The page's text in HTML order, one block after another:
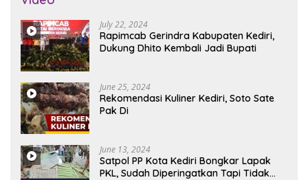
July 22, 2024
Rapimcab Gerindra Kabupaten Kediri,
Dukung Dhito Kembali Jadi Bupati
June 25, 2024
Rekomendasi Kuliner Kediri, Soto Sate
Pak Di
June 13, 2024
Satpol PP Kota Kediri Bongkar Lapak
PKL, Sudah Diperingatkan Tapi Tidak